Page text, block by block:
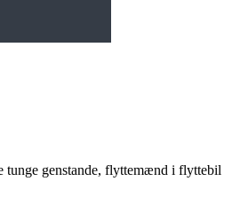
tunge genstande, flyttemænd i flyttebil